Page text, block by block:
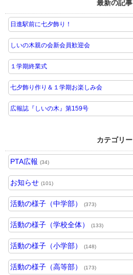
最新の記事
日進駅前に七夕飾り！
しいの木親の会新会員歓迎会
１学期終業式
七夕飾り作り＆１学期お楽しみ会
広報誌『しいの木』第159号
カテゴリー
PTA広報 (34)
お知らせ (101)
活動の様子（中学部） (373)
活動の様子（学校全体） (133)
活動の様子（小学部） (148)
活動の様子（高等部） (173)